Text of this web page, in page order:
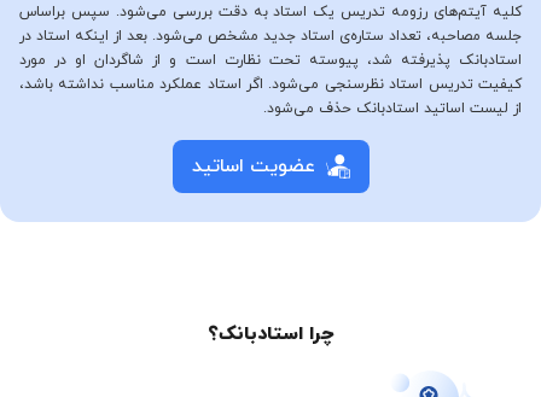
کلیه آیتم‌های رزومه تدریس یک استاد به دقت بررسی می‌شود. سپس براساس
جلسه مصاحبه، تعداد ستاره‌ی استاد جدید مشخص می‌شود. بعد از اینکه استاد در
استادبانک پذیرفته شد، پیوسته تحت نظارت است و از شاگردان او در مورد
کیفیت تدریس استاد نظرسنجی می‌شود. اگر استاد عملکرد مناسب نداشته باشد،
از لیست اساتید استادبانک حذف می‌شود.
عضویت اساتید
چرا استادبانک؟